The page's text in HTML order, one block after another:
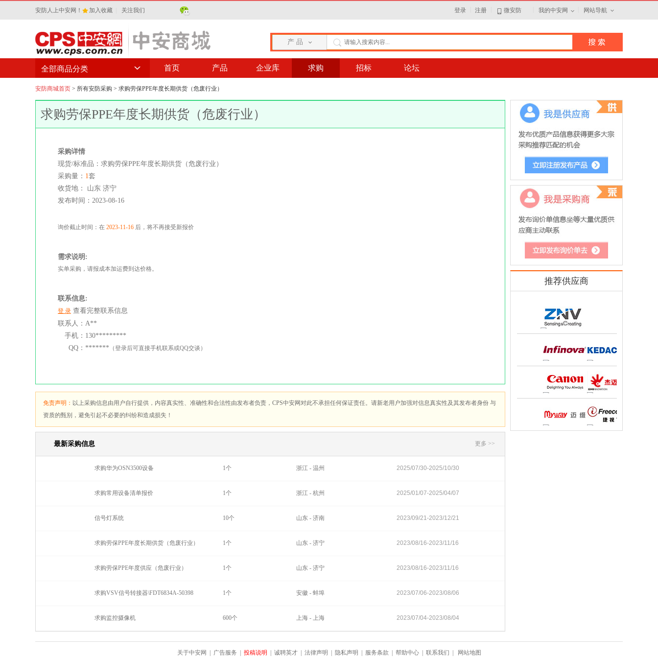
安防人上中安网！ 加入收藏 关注我们 登录 注册 微安防 我的中安网 网站导航
产 品
首页 产品 企业库 求购 招标 论坛
全部商品分类
安防商城首页 > 所有安防采购 > 求购劳保PPE年度长期供货（危废行业）
求购劳保PPE年度长期供货（危废行业）
采购详情
现货/标准品：求购劳保PPE年度长期供货（危废行业）
采购量： 1套
收货地： 山东 济宁
发布时间：2023-08-16
询价截止时间：在 2023-11-16 后，将不再接受新报价
需求说明:
实单采购，请报成本加运费到达价格。
联系信息:
登 录 查看完整联系信息
联系人： A**
手机： 130*********
QQ： ******* （登录后可直接手机联系或QQ交谈）
免责声明： 以上采购信息由用户自行提供，内容真实性、准确性和合法性由发布者负责，CPS中安网对此不承担任何保证责任。请新老用户加强对信息真实性及其发布者身份 与
资质的甄别，避免引起不必要的纠纷和造成损失！
更多 >>
最新采购信息
求购华为OSN3500设备 1个 浙江 - 温州 2025/07/30-2025/10/30
求购常用设备清单报价 1个 浙江 - 杭州 2025/01/07-2025/04/07
信号灯系统 10个 山东 - 济南 2023/09/21-2023/12/21
求购劳保PPE年度长期供货（危废行业） 1个 山东 - 济宁 2023/08/16-2023/11/16
求购劳保PPE年度供应（危废行业） 1个 山东 - 济宁 2023/08/16-2023/11/16
求购VSV信号转接器\FDT6834A-50398 1个 安徽 - 蚌埠 2023/07/06-2023/08/06
求购监控摄像机 600个 上海 - 上海 2023/07/04-2023/08/04
推荐供应商
关于中安网 广告服务 投稿说明 诚聘英才| 法律声明 隐私声明 服务条款 帮助中心| 联系我们 网站地图